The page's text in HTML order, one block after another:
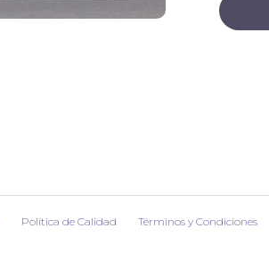
Política de Calidad Términos y Condiciones